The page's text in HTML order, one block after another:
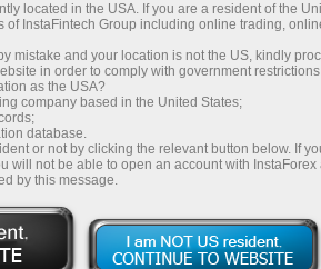
located in the USA. If you are a resident of the
InstaFintech Group including online trading,
mistake and your location is not the US, kindly
in order to comply with government
as the USA?
company based in the United States;
database.
or not by clicking the relevant button below. If
will not be able to open an account with InstaForex
by this message.